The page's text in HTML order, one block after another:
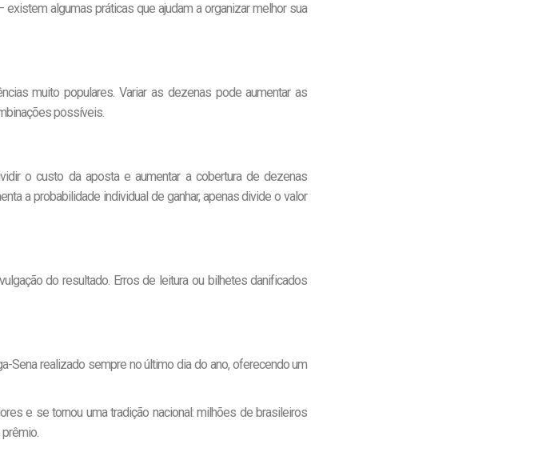
algumas práticas que ajudam a organizar melhor sua
muito populares. Variar as dezenas pode aumentar as
possíveis.
o custo da aposta e aumentar a cobertura de dezenas
a probabilidade individual de ganhar, apenas divide o valor
do resultado. Erros de leitura ou bilhetes danificados
Sena realizado sempre no último dia do ano, oferecendo um
e se tornou uma tradição nacional: milhões de brasileiros